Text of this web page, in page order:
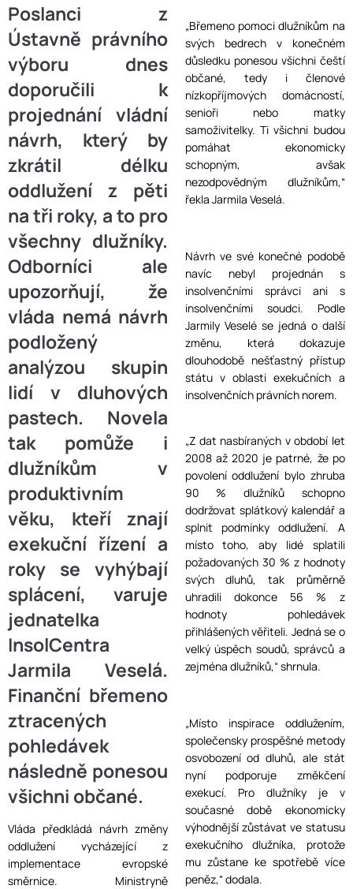
Poslanci z
Ústavně právního
výboru dnes
doporučili k
projednání vládní
návrh, který by
zkrátil délku
oddlužení z pěti
na tři roky, a to pro
všechny dlužníky.
Odborníci ale
upozorňují, že
vláda nemá návrh
podložený
analýzou skupin
lidí v dluhových
pastech. Novela
tak pomůže i
dlužníkům v
produktivním
věku, kteří znají
exekuční řízení a
roky se vyhýbají
splácení, varuje
jednatelka
InsolCentra
Jarmila Veselá.
Finanční břemeno
ztracených
pohledávek
následně ponesou
všichni občané.
Vláda předkládá návrh změny
oddlužení vycházející z
implementace evropské
směrnice. Ministryně
„Břemeno pomoci dlužníkům na
svých bedrech v konečném
důsledku ponesou všichni čeští
občané, tedy i členové
nízkopříjmových domácností,
senioři nebo matky
samoživitelky. Ti všichni budou
pomáhat ekonomicky
schopným, avšak
nezodpovědným dlužníkům,“
řekla Jarmila Veselá.
Návrh ve své konečné podobě
navíc nebyl projednán s
insolvenčními správci ani s
insolvenčními soudci. Podle
Jarmily Veselé se jedná o další
změnu, která dokazuje
dlouhodobě nešťastný přístup
státu v oblasti exekučních a
insolvenčních právních norem.
„Z dat nasbíraných v období let
2008 až 2020 je patrné, že po
povolení oddlužení bylo zhruba
90 % dlužníků schopno
dodržovat splátkový kalendář a
splnit podmínky oddlužení. A
místo toho, aby lidé splatili
požadovaných 30 % z hodnoty
svých dluhů, tak průměrně
uhradili dokonce 56 % z
hodnoty pohledávek
přihlášených věřiteli. Jedná se o
velký úspěch soudů, správců a
zejména dlužníků,“ shrnula.
„Místo inspirace oddlužením,
společensky prospěšné metody
osvobození od dluhů, ale stát
nyní podporuje změkčení
exekucí. Pro dlužníky je v
současné době ekonomicky
výhodnější zůstávat ve statusu
exekučního dlužníka, protože
mu zůstane ke spotřebě více
peněz,“ dodala.